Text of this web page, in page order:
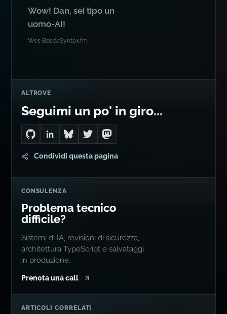
Wow! Dan, sei tipo un
uomo-AI!
Wes BosdaSyntax.fm
ALTROVE
Seguimi un po' in giro...
Go to Dan's GitHub
Connect with me on LinkedIn
Follow me on Bluesky
Follow me on Twitter
Follow me on Mastodon
Condividi questa pagina
CONSULENZA
Problema tecnico
difficile?
Sistemi di IA, revisioni di sicurezza,
architettura TypeScript e salvataggi
in produzione.
Prenota una call
ARTICOLI CORRELATI